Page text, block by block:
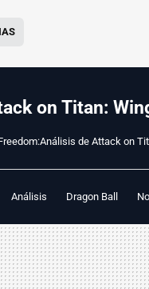
on Titan:
de Attack on
Análisis Dragon Ball